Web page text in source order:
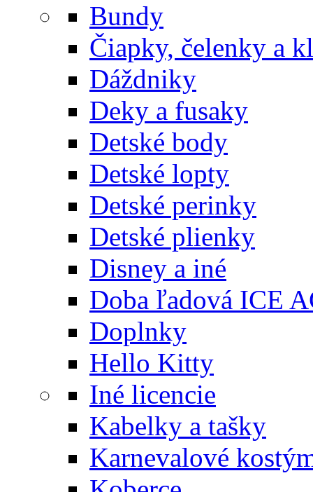
Bundy
Čiapky, čelenky a
Dáždniky
Deky a fusaky
Detské body
Detské lopty
Detské perinky
Detské plienky
Disney a iné
Doba ľadová ICE
Doplnky
Hello Kitty
Iné licencie
Kabelky a tašky
Karnevalové